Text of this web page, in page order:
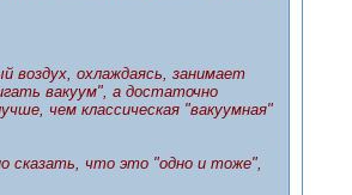
воздух, охлаждаясь, занимает
вакуум", а достаточно
чем классическая "вакуумная"
сказать, что это "одно и тоже",